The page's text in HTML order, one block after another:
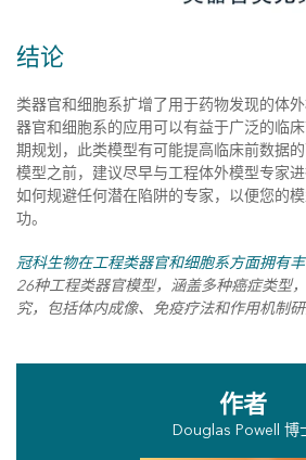
结论
类器官和细胞系扩增了用于药物发现的体
器官和细胞系的应用可以有益于广泛的临
期规划，此类模型有可能提高临床前数据
模型之前，建议尽早与工程体外模型专家
如何规避任何潜在陷阱的专家，以便您的
功。
冠科生物在工程类器官和细胞系方面拥有
26种工程类器官模型，涵盖多种癌症类型
究，包括体内成像、免疫疗法和作用机制研
作者
Douglas Powell 博